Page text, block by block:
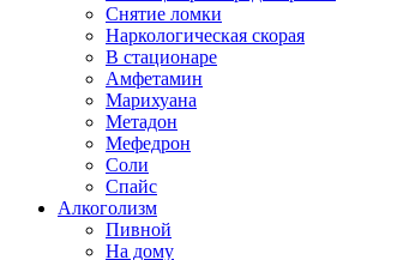
Снятие ломки
Наркологическая скорая
В стационаре
Амфетамин
Марихуана
Метадон
Мефедрон
Соли
Спайс
Алкоголизм
Пивной
На дому